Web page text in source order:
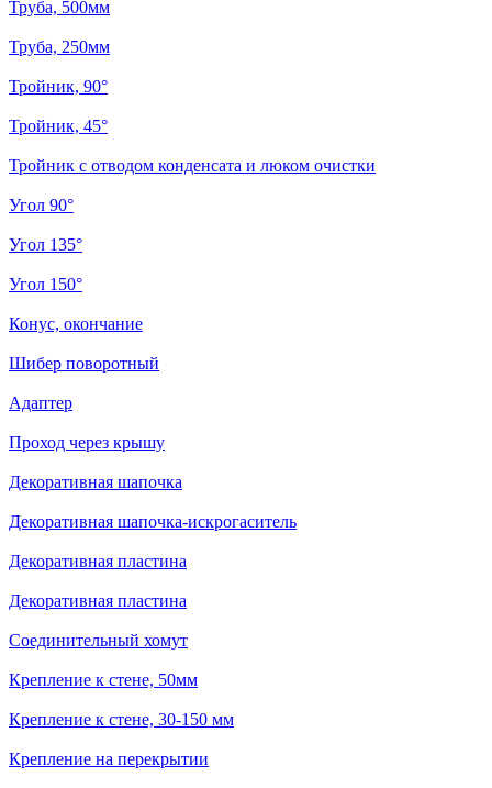
Труба, 500мм
Труба, 250мм
Тройник, 90°
Тройник, 45°
Тройник с отводом конденсата и люком очистки
Угол 90°
Угол 135°
Угол 150°
Конус, окончание
Шибер поворотный
Адаптер
Проход через крышу
Декоративная шапочка
Декоративная шапочка-искрогаситель
Декоративная пластина
Декоративная пластина
Соединительный хомут
Крепление к стене, 50мм
Крепление к стене, 30-150 мм
Крепление на перекрытии